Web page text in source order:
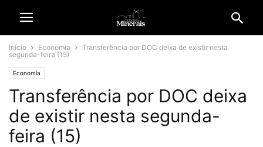
Início Economia
Transferência por DOC deixa de existir nesta
segunda-feira (15)
Economia
Transferência por DOC deixa
de existir nesta segunda-
feira (15)